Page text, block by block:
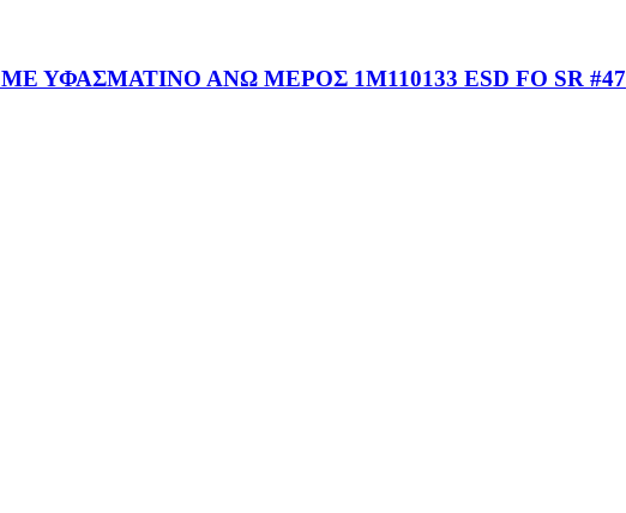
ΥΦΑΣΜΑΤΙΝΟ ΑΝΩ ΜΕΡΟΣ 1M110133 ESD FO SR #47